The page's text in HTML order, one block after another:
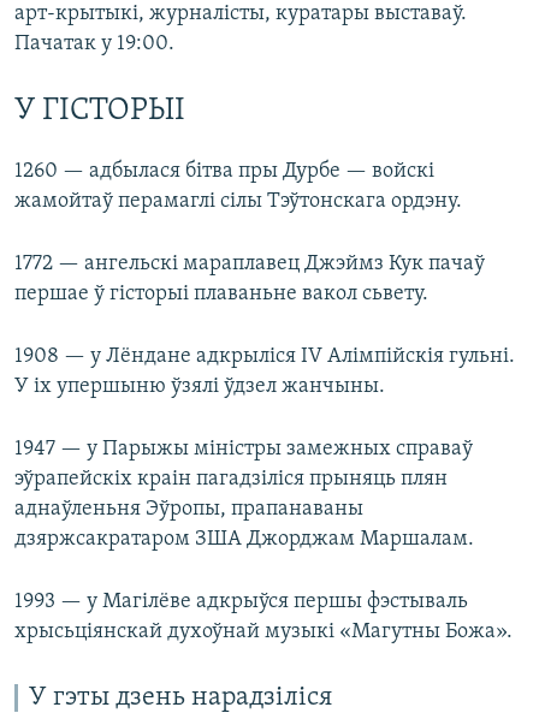
арт-крытыкі, журналісты, куратары выставаў.
Пачатак у 19:00.
У ГІСТОРЫІ
1260 — адбылася бітва пры Дурбе — войскі
жамойтаў перамаглі сілы Тэўтонскага ордэну.
1772 — ангельскі мараплавец Джэймз Кук пачаў
першае ў гісторыі плаваньне вакол сьвету.
1908 — у Лёндане адкрыліся IV Алімпійскія гульні.
У іх упершыню ўзялі ўдзел жанчыны.
1947 — у Парыжы міністры замежных справаў
эўрапейскіх краін пагадзіліся прыняць плян
аднаўленьня Эўропы, прапанаваны
дзяржсакратаром ЗША Джорджам Маршалам.
1993 — у Магілёве адкрыўся першы фэстываль
хрысьціянскай духоўнай музыкі «Магутны Божа».
У гэты дзень нарадзіліся